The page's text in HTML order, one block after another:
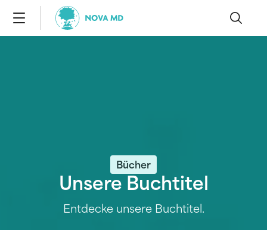
Bücher
Unsere Buchtitel
Entdecke unsere Buchtitel.